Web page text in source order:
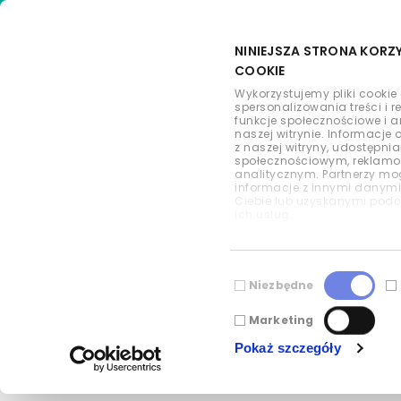
NINIEJSZA STRONA
COOKIE
Wykorzystujemy pliki cookie
spersonalizowania treści i
funkcje społecznościowe i
naszej witrynie. Informacje
z naszej witryny,
społecznościowym,
analitycznym. Partnerzy
informacje z innymi
zgody
Niezbędne
Marketing
Pokaż szczegóły
Green Genius
mln EUR) na
MW w Polsce